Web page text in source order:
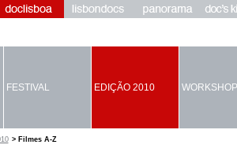
FESTIVAL EDIÇÃO 2010
> Filmes A-Z